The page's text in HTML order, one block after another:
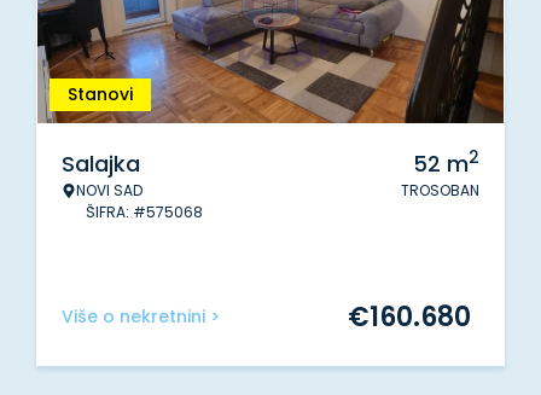
Stanovi
Salajka
NOVI SAD
ŠIFRA: #575068
52 m2
TROSOBAN
Više o nekretnini > €160.680